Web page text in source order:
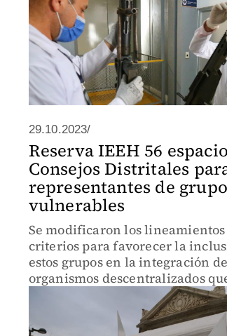
29.10.2023/
Reserva IEEH 56
Consejos Distritales
representantes de
vulnerables
Se modificaron los
criterios para favorecer la
estos grupos en la integración
organismos descentralizados
tendrán bajo su cargo la
desarrollo y cómputo de los
electorales